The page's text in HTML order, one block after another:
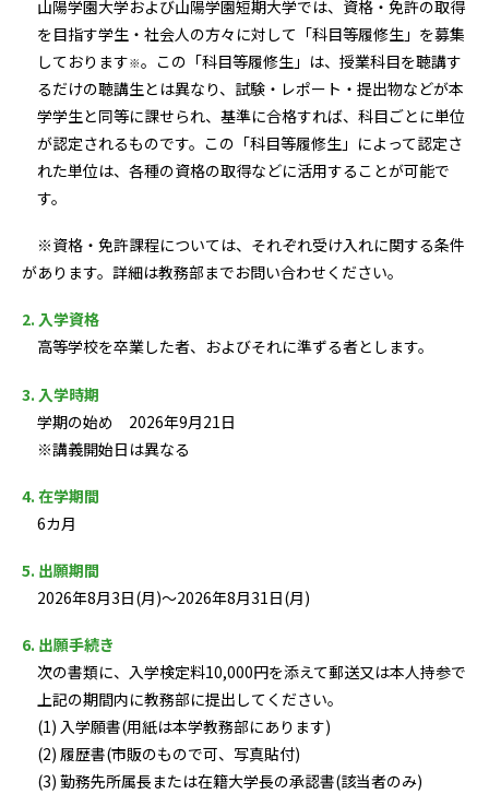
山陽学園大学および山陽学園短期大学では、資格・免許の取得
を目指す学生・社会人の方々に対して「科目等履修生」を募集
しております※。この「科目等履修生」は、授業科目を聴講す
るだけの聴講生とは異なり、試験・レポート・提出物などが本
学学生と同等に課せられ、基準に合格すれば、科目ごとに単位
が認定されるものです。この「科目等履修生」によって認定さ
れた単位は、各種の資格の取得などに活用することが可能で
す。
※資格・免許課程については、それぞれ受け入れに関する条件
があります。詳細は教務部までお問い合わせください。
2. 入学資格
高等学校を卒業した者、およびそれに準ずる者とします。
3. 入学時期
学期の始め 2026年9月21日
※講義開始日は異なる
4. 在学期間
6カ月
5. 出願期間
2026年8月3日(月)～2026年8月31日(月)
6. 出願手続き
次の書類に、入学検定料10,000円を添えて郵送又は本人持参で
上記の期間内に教務部に提出してください。
(1) 入学願書(用紙は本学教務部にあります)
(2) 履歴書(市販のもので可、写真貼付)
(3) 勤務先所属長または在籍大学長の承認書(該当者のみ)